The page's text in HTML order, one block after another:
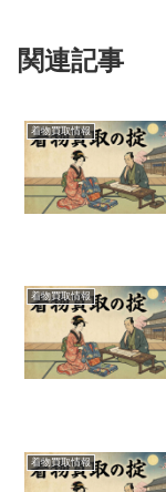
関連記事
着物買取情報
着物買取情報
着物買取情報